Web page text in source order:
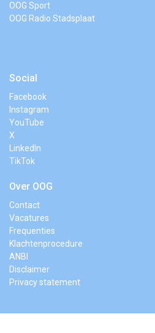
OOG Sport
OOG Radio Stadsplaat
Social
Facebook
Instagram
YouTube
X
LinkedIn
TikTok
Over OOG
Contact
Vacatures
Frequenties
Klachtenprocedure
ANBI
Disclaimer
Privacy statement